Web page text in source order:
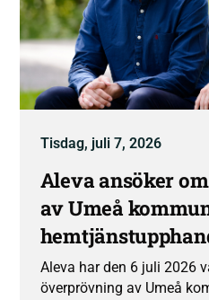
Tisdag, juli 7, 2026
Aleva ansöker
av Umeå
Aleva har den 6 juli 2026
överprövning av Umeå